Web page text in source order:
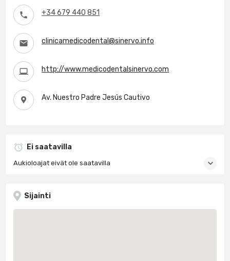
+34 679 440 851
clinicamedicodental@sinervo.info
http://www.medicodentalsinervo.com
Av. Nuestro Padre Jesús Cautivo
Ei saatavilla
Aukioloajat eivät ole saatavilla
Sijainti